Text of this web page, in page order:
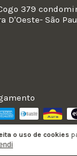
o uso de cookies
379
D'Oeste- São